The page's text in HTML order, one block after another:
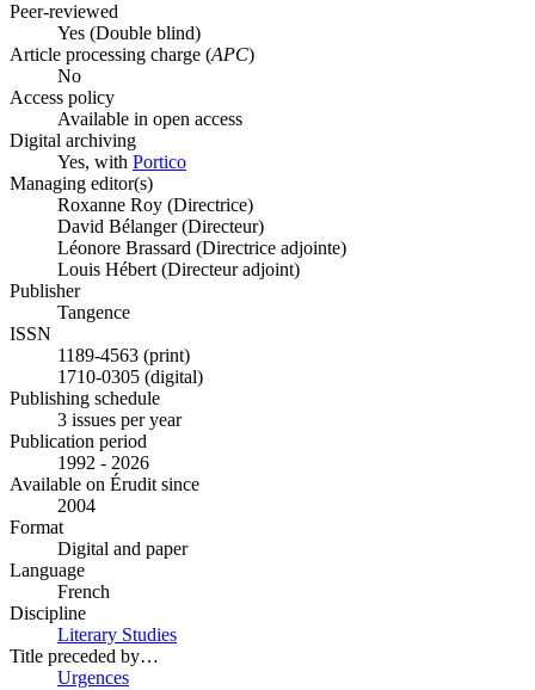
Peer-reviewed
Yes (Double blind)
Article processing charge (APC)
No
Access policy
Available in open access
Digital archiving
Yes, with Portico
Managing editor(s)
Roxanne Roy (Directrice)
David Bélanger (Directeur)
Léonore Brassard (Directrice adjointe)
Louis Hébert (Directeur adjoint)
Publisher
Tangence
ISSN
1189-4563 (print)
1710-0305 (digital)
Publishing schedule
3 issues per year
Publication period
1992 - 2026
Available on Érudit since
2004
Format
Digital and paper
Language
French
Discipline
Literary Studies
Title preceded by…
Urgences